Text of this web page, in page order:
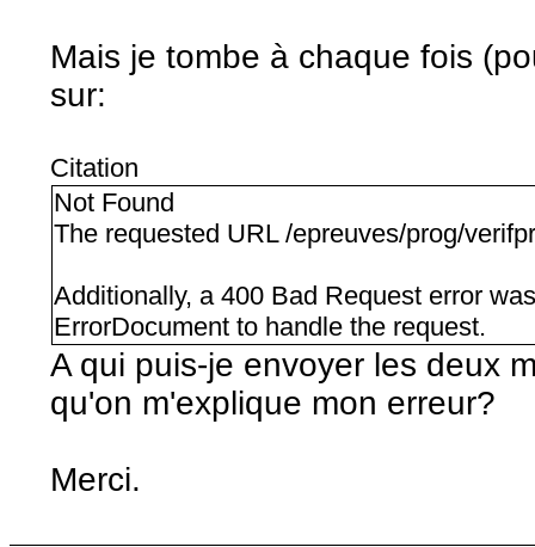
Mais je tombe à chaque fois
sur:
Citation
Not Found
The requested URL /epreuves/prog/
Additionally, a 400 Bad Request error
ErrorDocument to handle the request.
A qui puis-je envoyer les deux
qu'on m'explique mon erreur?
Merci.